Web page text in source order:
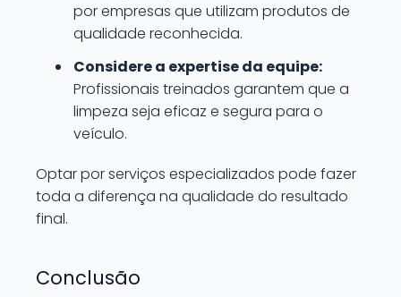
por empresas que utilizam produtos de
qualidade reconhecida.
Considere a expertise da equipe:
Profissionais treinados garantem que a
limpeza seja eficaz e segura para o
veículo.
Optar por serviços especializados pode fazer
toda a diferença na qualidade do resultado
final.
Conclusão